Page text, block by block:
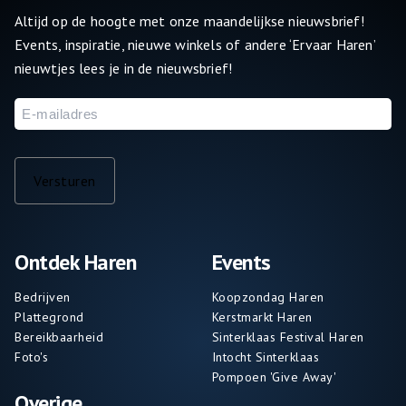
Ontdek Haren
Bedrijven
Plattegrond
Bereikbaarheid
Foto's
Events
Koopzondag Haren
Kerstmarkt Haren
Sinterklaas Festival Haren
Intocht Sinterklaas
Pompoen 'Give Away'
Altijd op de hoogte met onze maandelijkse nieuwsbrief!
Events, inspiratie, nieuwe winkels of andere ‘Ervaar Haren’
nieuwtjes lees je in de nieuwsbrief!
E-
mailadres
Versturen